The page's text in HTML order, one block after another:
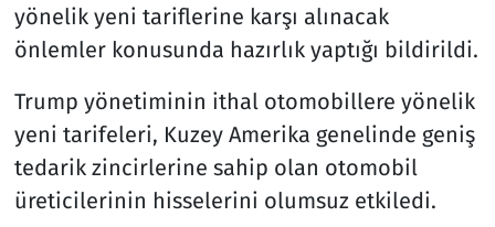
yönelik yeni tariflerine karşı alınacak
önlemler konusunda hazırlık yaptığı bildirildi.
Trump yönetiminin ithal otomobillere yönelik
yeni tarifeleri, Kuzey Amerika genelinde geniş
tedarik zincirlerine sahip olan otomobil
üreticilerinin hisselerini olumsuz etkiledi.